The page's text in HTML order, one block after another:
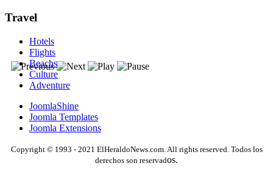
Travel
Hotels
Flights
Beachs
Culture
Adventure
JoomlaShine
Joomla Templates
Joomla Extensions
Copyright © 1993 - 2021 ElHeraldoNews.com. All rights reserved. Todos los
derechos son reservados.